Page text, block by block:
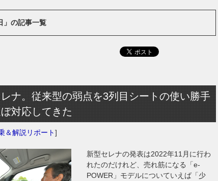
」の記事一覧
ナ。従来型の弱点を3列目シートの使い勝手
対応してきた
＆解説リポート]
新型セレナの発表は2022年11月に行わ
れたのだけれど、売れ筋になる「e-
POWER」モデルについていえば「少